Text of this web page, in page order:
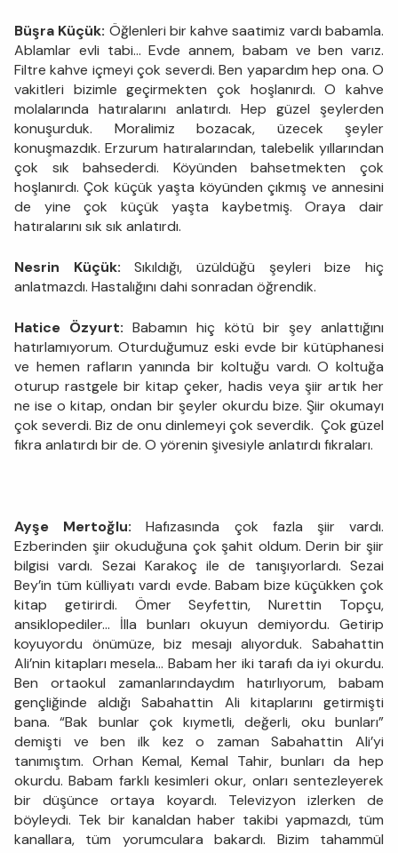
Büşra Küçük: Öğlenleri bir kahve saatimiz vardı babamla.
Ablamlar evli tabi… Evde annem, babam ve ben varız.
Filtre kahve içmeyi çok severdi. Ben yapardım hep ona. O
vakitleri bizimle geçirmekten çok hoşlanırdı. O kahve
molalarında hatıralarını anlatırdı. Hep güzel şeylerden
konuşurduk. Moralimiz bozacak, üzecek şeyler
konuşmazdık. Erzurum hatıralarından, talebelik yıllarından
çok sık bahsederdi. Köyünden bahsetmekten çok
hoşlanırdı. Çok küçük yaşta köyünden çıkmış ve annesini
de yine çok küçük yaşta kaybetmiş. Oraya dair
hatıralarını sık sık anlatırdı.
Nesrin Küçük: Sıkıldığı, üzüldüğü şeyleri bize hiç
anlatmazdı. Hastalığını dahi sonradan öğrendik.
Hatice Özyurt: Babamın hiç kötü bir şey anlattığını
hatırlamıyorum. Oturduğumuz eski evde bir kütüphanesi
ve hemen rafların yanında bir koltuğu vardı. O koltuğa
oturup rastgele bir kitap çeker, hadis veya şiir artık her
ne ise o kitap, ondan bir şeyler okurdu bize. Şiir okumayı
çok severdi. Biz de onu dinlemeyi çok severdik. Çok güzel
fıkra anlatırdı bir de. O yörenin şivesiyle anlatırdı fıkraları.
Ayşe Mertoğlu: Hafızasında çok fazla şiir vardı.
Ezberinden şiir okuduğuna çok şahit oldum. Derin bir şiir
bilgisi vardı. Sezai Karakoç ile de tanışıyorlardı. Sezai
Bey’in tüm külliyatı vardı evde. Babam bize küçükken çok
kitap getirirdi. Ömer Seyfettin, Nurettin Topçu,
ansiklopediler… İlla bunları okuyun demiyordu. Getirip
koyuyordu önümüze, biz mesajı alıyorduk. Sabahattin
Ali’nin kitapları mesela… Babam her iki tarafı da iyi okurdu.
Ben ortaokul zamanlarındaydım hatırlıyorum, babam
gençliğinde aldığı Sabahattin Ali kitaplarını getirmişti
bana. “Bak bunlar çok kıymetli, değerli, oku bunları”
demişti ve ben ilk kez o zaman Sabahattin Ali’yi
tanımıştım. Orhan Kemal, Kemal Tahir, bunları da hep
okurdu. Babam farklı kesimleri okur, onları sentezleyerek
bir düşünce ortaya koyardı. Televizyon izlerken de
böyleydi. Tek bir kanaldan haber takibi yapmazdı, tüm
kanallara, tüm yorumculara bakardı. Bizim tahammül